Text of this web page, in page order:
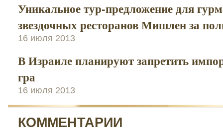
Уникальное тур-предложение для
звездочных ресторанов Мишлен за
16 июля 2013
В Израиле планируют запретить
гра
16 июля 2013
КОММЕНТАРИИ